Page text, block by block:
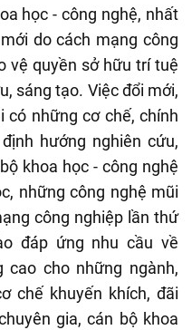
học - công nghệ, nhất
do cách mạng công
vệ quyền sở hữu trí tuệ
sáng tạo. Việc đổi mới,
có những cơ chế, chính
hướng nghiên cứu,
khoa học - công nghệ
những công nghệ mũi
công nghiệp lần thứ
đáp ứng nhu cầu về
cao cho những ngành,
chế khuyến khích, đãi
gia, cán bộ khoa